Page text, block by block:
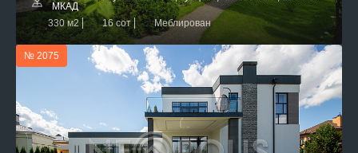
МКАД
330 м2
16 сот Меблирован
№ 2075